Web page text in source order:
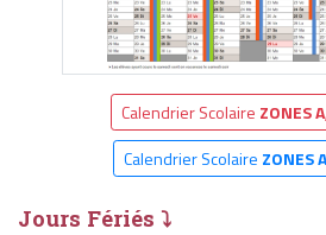
Calendrier Scolaire ZONES
Calendrier Scolaire ZONES
Jours Fériés ⤵